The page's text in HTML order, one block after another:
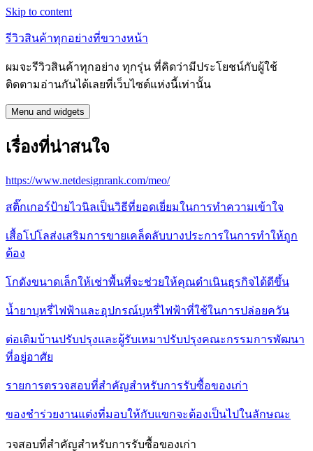
Skip to content
รีวิวสินค้าทุกอย่างที่ขวางหน้า
ผมจะรีวิวสินค้าทุกอย่าง ทุกรุ่น ที่คิดว่ามีประโยชน์กับผู้ใช้
ติดตามอ่านกันได้เลยที่เว็บไซต์แห่งนี้เท่านั้น
Menu and widgets
เรื่องที่น่าสนใจ
https://www.netdesignrank.com/meo/
สติ๊กเกอร์ป้ายไวนิลเป็นวิธีที่ยอดเยี่ยมในการทำความเข้าใจ
เสื้อโปโลส่งเสริมการขายเคล็ดลับบางประการในการทำให้ถูก
ต้อง
โกดังขนาดเล็กให้เช่าพื้นที่จะช่วยให้คุณดำเนินธุรกิจได้ดีขึ้น
น้ำยาบุหรี่ไฟฟ้าและอุปกรณ์บุหรี่ไฟฟ้าที่ใช้ในการปล่อยควัน
ต่อเติมบ้านปรับปรุงและผู้รับเหมาปรับปรุงคณะกรรมการพัฒนา
ที่อยู่อาศัย
รายการตรวจสอบที่สำคัญสำหรับการรับซื้อของเก่า
ของชำร่วยงานแต่งที่มอบให้กับแขกจะต้องเป็นไปในลักษณะ
วจสอบที่สำคัญสำหรับการรับซื้อของเก่า